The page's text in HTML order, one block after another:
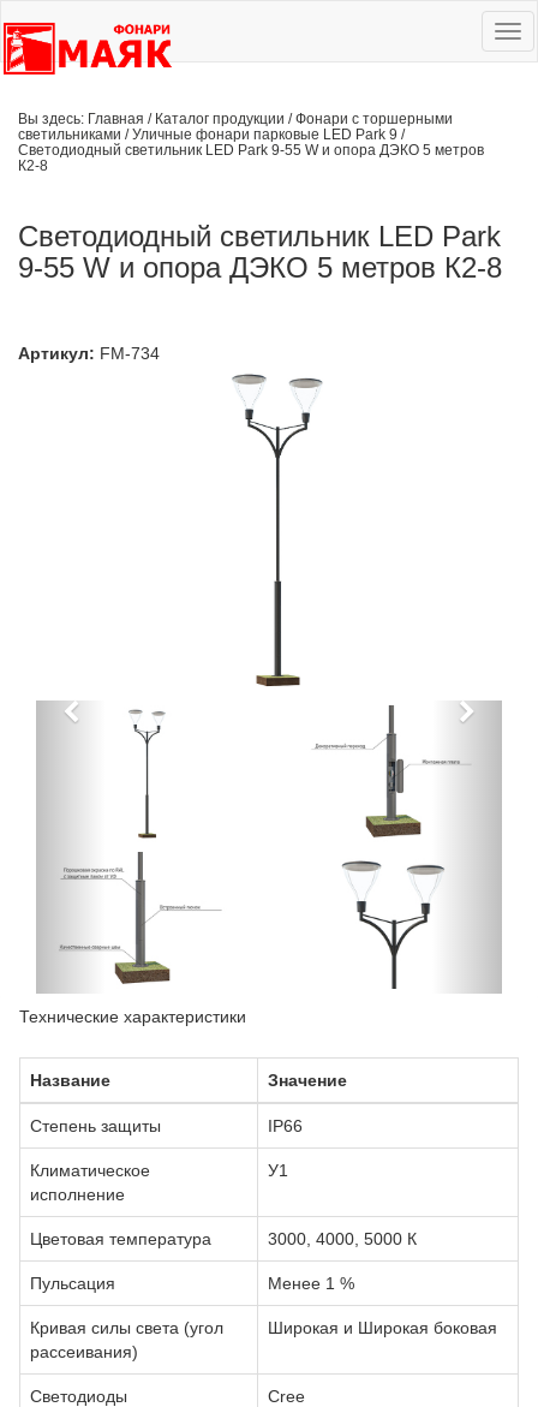
Вы здесь: Главная / Каталог продукции /Фонари с торшерными
светильниками /Уличные фонари парковые LED Park 9 /
Светодиодный светильник LED Park 9-55 W и опора ДЭКО 5 метров
К2-8
Светодиодный светильник LED Park
9-55 W и опора ДЭКО 5 метров К2-8
Артикул: FM-734
Технические характеристики
Название Значение
Степень защиты IP66
Климатическое
исполнение
У1
Цветовая температура 3000, 4000, 5000 К
Пульсация Менее 1 %
Кривая силы света (угол
рассеивания)
Широкая и Широкая боковая
Светодиоды Сree